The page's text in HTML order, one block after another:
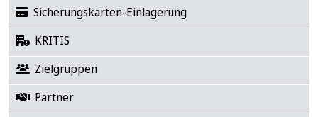
Sicherungskarten-Einlagerung
KRITIS
Zielgruppen
Partner